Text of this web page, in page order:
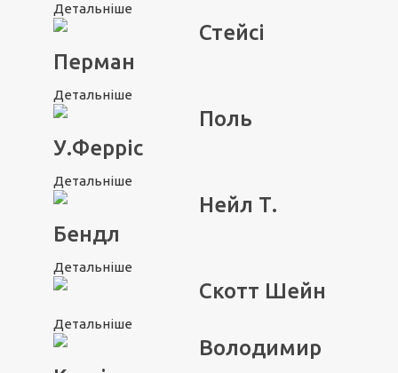
Детальніше
Стейсі
Перман
Детальніше
Поль
У.Ферріс
Детальніше
Нейл Т.
Бендл
Детальніше
Скотт Шейн
Детальніше
Володимир